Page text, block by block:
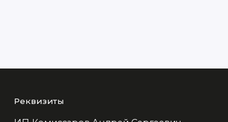
Реквизиты